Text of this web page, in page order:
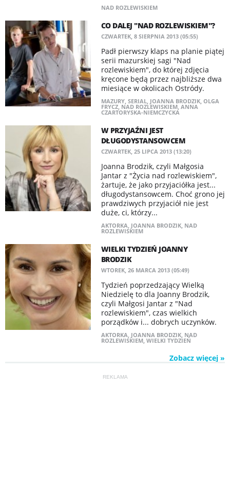
NAD ROZLEWISKIEM
CO DALEJ "NAD ROZLEWISKIEM"?
CZWARTEK, 8 SIERPNIA 2013 (05:55)
Padł pierwszy klaps na planie piątej
serii mazurskiej sagi "Nad
rozlewiskiem", do której zdjęcia
kręcone będą przez najbliższe dwa
miesiące w okolicach Ostródy.
MAZURY, SERIAL, JOANNA BRODZIK, OLGA
FRYCZ, NAD ROZLEWISKIEM, ANNA
CZARTORYSKA-NIEMCZYCKA
W PRZYJAŹNI JEST
DŁUGODYSTANSOWCEM
CZWARTEK, 25 LIPCA 2013 (13:20)
Joanna Brodzik, czyli Małgosia
Jantar z "Życia nad rozlewiskiem",
żartuje, że jako przyjaciółka jest...
długodystansowcem. Choć grono jej
prawdziwych przyjaciół nie jest
duże, ci, którzy...
AKTORKA, JOANNA BRODZIK, NAD
ROZLEWISKIEM
WIELKI TYDZIEŃ JOANNY
BRODZIK
WTOREK, 26 MARCA 2013 (05:49)
Tydzień poprzedzający Wielką
Niedzielę to dla Joanny Brodzik,
czyli Małgosi Jantar z "Nad
rozlewiskiem", czas wielkich
porządków i... dobrych uczynków.
AKTORKA, JOANNA BRODZIK, NAD
ROZLEWISKIEM, WIELKI TYDZIEŃ
Zobacz więcej »
REKLAMA